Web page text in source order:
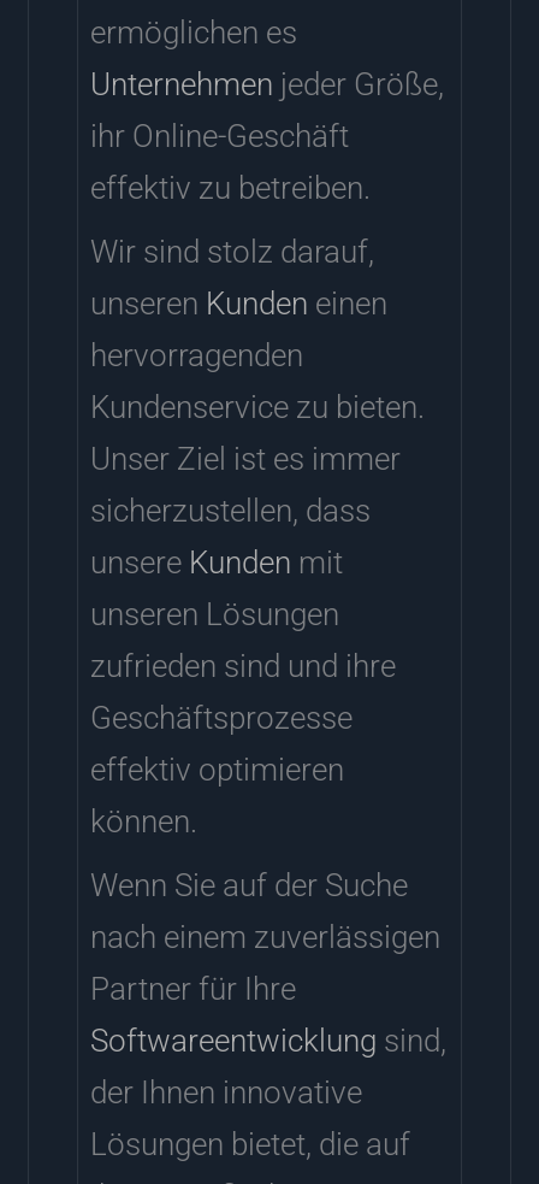
ermöglichen es
Unternehmen jeder Größe,
ihr Online-Geschäft
effektiv zu betreiben.
Wir sind stolz darauf,
unseren Kunden einen
hervorragenden
Kundenservice zu bieten.
Unser Ziel ist es immer
sicherzustellen, dass
unsere Kunden mit
unseren Lösungen
zufrieden sind und ihre
Geschäftsprozesse
effektiv optimieren
können.
Wenn Sie auf der Suche
nach einem zuverlässigen
Partner für Ihre
Softwareentwicklung sind,
der Ihnen innovative
Lösungen bietet, die auf